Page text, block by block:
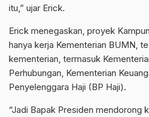
itu,” ujar Erick.
Erick menegaskan, proyek
hanya kerja Kementerian BUMN,
kementerian, termasuk
Perhubungan, Kementerian
Penyelenggara Haji (BP Haji).
“Jadi Bapak Presiden mendorong